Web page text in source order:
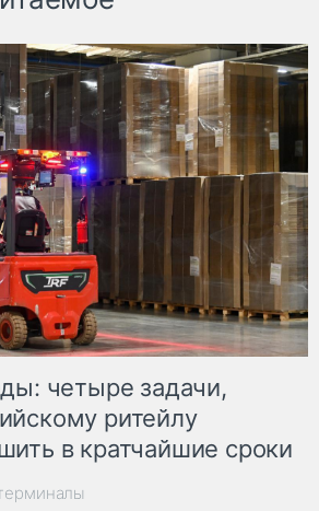
четыре задачи,
ритейлу
в кратчайшие сроки